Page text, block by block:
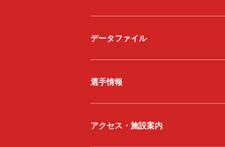
データファイル
選手情報
アクセス・施設案内